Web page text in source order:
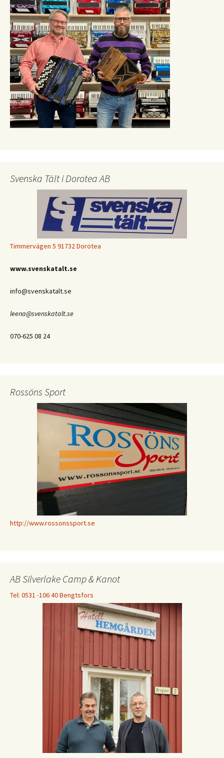
Svenska Tält i Dorotea AB
Timmervägen 5 91732 Dorotea
www.svenskatalt.se
info@svenskatalt.se
leena@svenskatalt.se
070-625 08 24
Rossöns Sport
http://www.rossonssport.se
AB Silverlake Camp & Kanot
Tel: 0531 -106 40 Bengtsfors